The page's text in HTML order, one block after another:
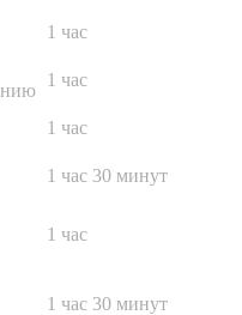
1 час
1 час
1 час
1 час 30 минут
1 час
1 час 30 минут